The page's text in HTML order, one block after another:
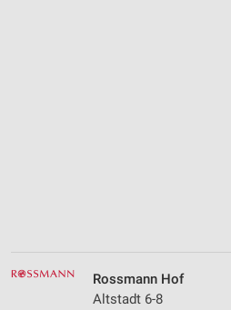
Rossmann Hof
Altstadt 6-8